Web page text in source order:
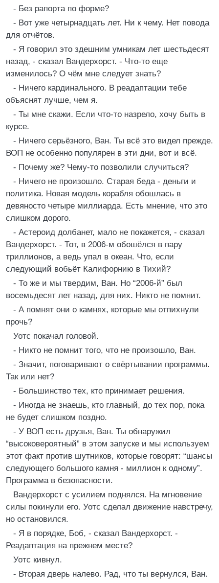
- Без рапорта по форме?
- Вот уже четырнадцать лет. Ни к чему. Нет повода
для отчётов.
- Я говорил это здешним умникам лет шестьдесят
назад, - сказал Вандерхорст. - Что-то еще
изменилось? О чём мне следует знать?
- Ничего кардинального. В реадаптации тебе
объяснят лучше, чем я.
- Ты мне скажи. Если что-то назрело, хочу быть в
курсе.
- Ничего серьёзного, Ван. Ты всё это видел прежде.
ВОП не особенно популярен в эти дни, вот и всё.
- Почему же? Чему-то позволили случиться?
- Ничего не произошло. Старая беда - деньги и
политика. Новая модель корабля обошлась в
девяносто четыре миллиарда. Есть мнение, что это
слишком дорого.
- Астероид долбанет, мало не покажется, - сказал
Вандерхорст. - Тот, в 2006-м обошёлся в пару
триллионов, а ведь упал в океан. Что, если
следующий вобьёт Калифорнию в Тихий?
- То же и мы твердим, Ван. Но “2006-й” был
восемьдесят лет назад, для них. Никто не помнит.
- А помнят они о камнях, которые мы отпихнули
прочь?
Уотс покачал головой.
- Никто не помнит того, что не произошло, Ван.
- Значит, поговаривают о свёртывании программы.
Так или нет?
- Большинство тех, кто принимает решения.
- Иногда не знаешь, кто главный, до тех пор, пока
не будет слишком поздно.
- У ВОП есть друзья, Ван. Ты обнаружил
“высоковероятный” в этом запуске и мы используем
этот факт против шутников, которые говорят: “шансы
следующего большого камня - миллион к одному”.
Программа в безопасности.
Вандерхорст с усилием поднялся. На мгновение
силы покинули его. Уотс сделал движение навстречу,
но остановился.
- Я в порядке, Боб, - сказал Вандерхорст. -
Реадаптация на прежнем месте?
Уотс кивнул.
- Вторая дверь налево. Рад, что ты вернулся, Ван.